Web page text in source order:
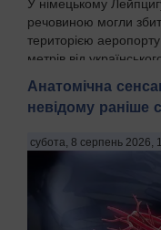
речовиною могли
територією
метрів від
пише WELT із
Анатомічна
невідому раніше
субота, 8 серпень 2026,